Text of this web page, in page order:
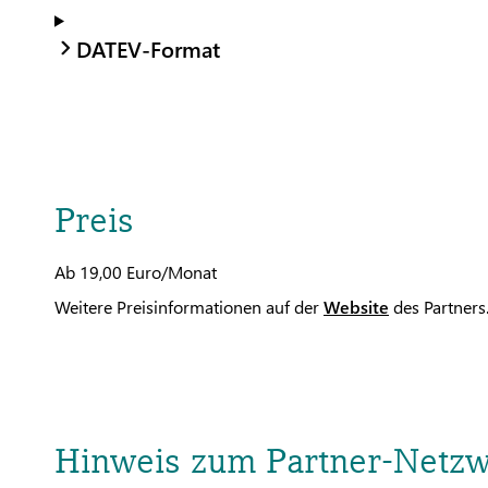
DATEV-Format
Preis
Ab 19,00 Euro/Monat
Weitere Preisinformationen auf derWebsite des Partners.
Hinweis zum Partner-